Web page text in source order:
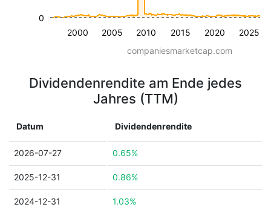
2000 2005 2010 2015 2020 2025
0
companiesmarketcap.com
Dividendenrendite am Ende jedes
Jahres (TTM)
Datum Dividendenrendite
2026-07-27 0.65%
2025-12-31 0.86%
2024-12-31 1.03%